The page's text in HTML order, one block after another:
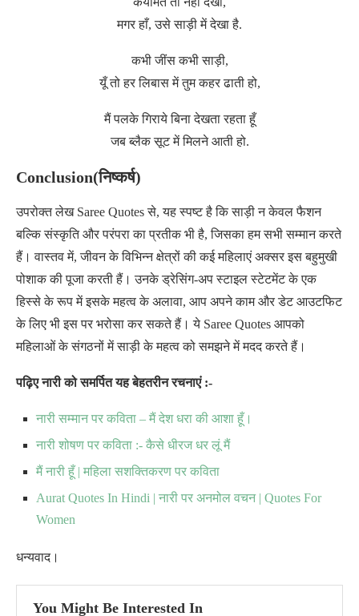
मगर हाँ, उसे साड़ी में देखा है.
कभी जींस कभी साड़ी,
यूँ तो हर लिबास में तुम कहर ढाती हो,
मैं पलके गिराये बिना देखता रहता हूँ
जब ब्लैक सूट में मिलने आती हो.
Conclusion(निष्कर्ष)
उपरोक्त लेख Saree Quotes से, यह स्पष्ट है कि साड़ी न केवल फैशन
बल्कि संस्कृति और परंपरा का प्रतीक भी है, जिसका हम सभी सम्मान करते
हैं। वास्तव में, जीवन के विभिन्न क्षेत्रों की कई महिलाएं अक्सर इस बहुमुखी
पोशाक की पूजा करती हैं। उनके ड्रेसिंग-अप स्टाइल स्टेटमेंट के एक
हिस्से के रूप में इसके महत्व के अलावा, आप अपने काम और डेट आउटफिट
के लिए भी इस पर भरोसा कर सकते हैं। ये Saree Quotes आपको
महिलाओं के संगठनों में साड़ी के महत्व को समझने में मदद करते हैं।
पढ़िए नारी को समर्पित यह बेहतरीन रचनाएं :-
नारी सम्मान पर कविता – मैं देश धरा की आशा हूँ।
नारी शोषण पर कविता :- कैसे धीरज धर लूं मैं
मैं नारी हूँ | महिला सशक्तिकरण पर कविता
Aurat Quotes In Hindi | नारी पर अनमोल वचन | Quotes For
Women
धन्यवाद।
You Might Be Interested In